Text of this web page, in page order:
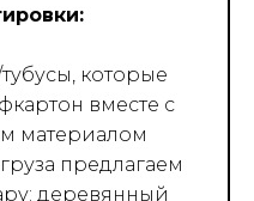
которые
вместе с
материалом
предлагаем
деревянный